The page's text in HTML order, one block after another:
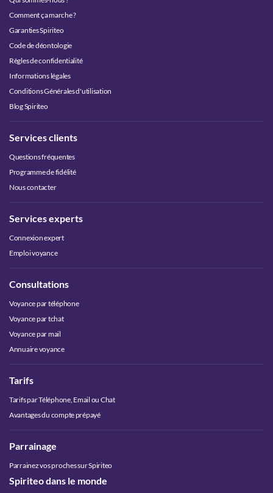
Comment ça marche ?
Garanties Spiriteo
Code de déontologie
Règles de confidentialité
Informations légales
Conditions Générales d'utilisation
Blog Spiriteo
Services clients
Questions fréquentes
Programme de fidélité
Nous contacter
Services experts
Connexion expert
Emploi voyance
Consultations
Voyance par téléphone
Voyance par tchat
Voyance par mail
Annuaire voyance
Tarifs
Tarifs par Téléphone, Email ou Chat
Avantages du compte prépayé
Parrainage
Parrainez vos proches sur Spiriteo
Spiriteo dans le monde